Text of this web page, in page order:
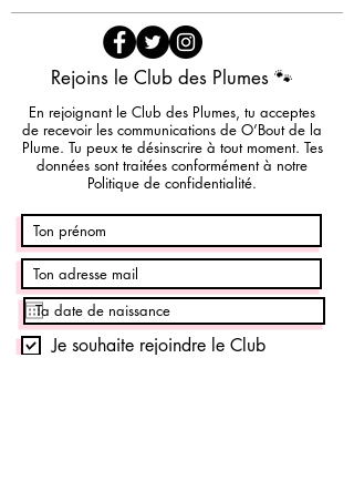
Rejoins le Club des Plumes 🐾
En rejoignant le Club des Plumes, tu acceptes
de recevoir les communications de O’Bout de la
Plume. Tu peux te désinscrire à tout moment. Tes
données sont traitées conformément à notre
Politique de confidentialité.
Je souhaite rejoindre le Club